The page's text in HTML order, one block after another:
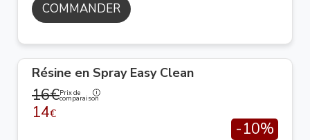
COMMANDER
Résine en Spray Easy Clean
16€Prix de
comparaison
14€
-10%